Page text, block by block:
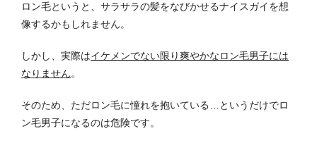
ロン毛というと、サラサラの髪をなびかせるナイスガイを想
像するかもしれません。
しかし、実際はイケメンでない限り爽やかなロン毛男子には
なりません。
そのため、ただロン毛に憧れを抱いている…というだけでロ
ン毛男子になるのは危険です。